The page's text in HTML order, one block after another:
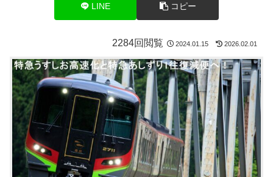
LINE コピー
2284回閲覧 2024.01.15 2026.02.01